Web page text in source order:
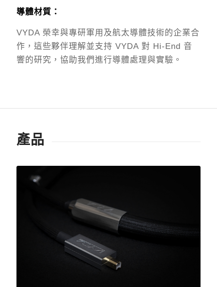
導體材質：
VYDA 榮幸與專研軍用及航太導體技術的企業合
作，這些夥伴理解並支持 VYDA 對 Hi-End 音
響的研究，協助我們進行導體處理與實驗。
產品
KORAL 系列